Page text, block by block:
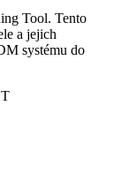
Tool. Tento
a jejich
systému do